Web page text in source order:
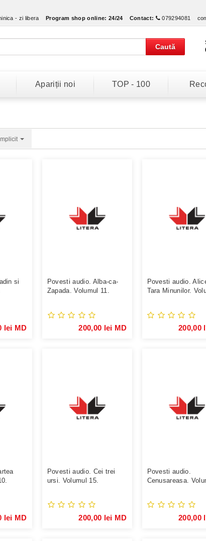
- zi libera Program shop online: 24/24 Contact: 079294081
Caută
Apariții noi TOP - 100
si
lei MD
Povesti audio. Alba-ca-
Zapada. Volumul 11.
200,00 lei MD
Povesti audio.
Tara Minunilor.
200,00
lei MD
Povesti audio. Cei trei
ursi. Volumul 15.
200,00 lei MD
Povesti audio.
Cenusareasa.
200,00